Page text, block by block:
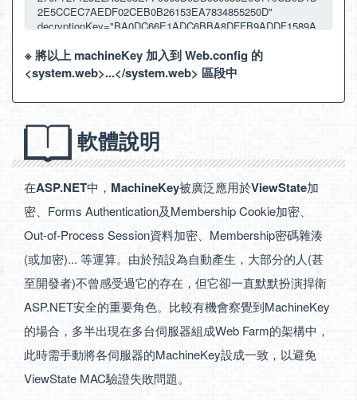
※ 將以上 machineKey 加入到 Web.config 的
<system.web>...</system.web> 區段中
軟體說明
在ASP.NET中， MachineKey被廣泛應用於ViewState加
密、Forms Authentication及Membership Cookie加密、
Out-of-Process Session資料加密、Membership密碼雜湊
(或加密)... 等運算。由於預設為自動產生，大部分的人(甚
至開發者)不曾感受過它的存在，但它卻一直默默扮演捍衛
ASP.NET安全的重要角色。比較有機會察覺到MachineKey
的場合，多半出現在多台伺服器組成Web Farm的架構中，
此時需手動將各伺服器的MachineKey設成一致，以避免
ViewState MAC驗證失敗問題。